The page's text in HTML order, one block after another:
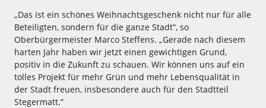
„Das ist ein schönes Weihnachtsgeschenk nicht nur für alle
Beteiligten, sondern für die ganze Stadt“, so
Oberbürgermeister Marco Steffens. „Gerade nach diesem
harten Jahr haben wir jetzt einen gewichtigen Grund,
positiv in die Zukunft zu schauen. Wir können uns auf ein
tolles Projekt für mehr Grün und mehr Lebensqualität in
der Stadt freuen, insbesondere auch für den Stadtteil
Stegermatt.“